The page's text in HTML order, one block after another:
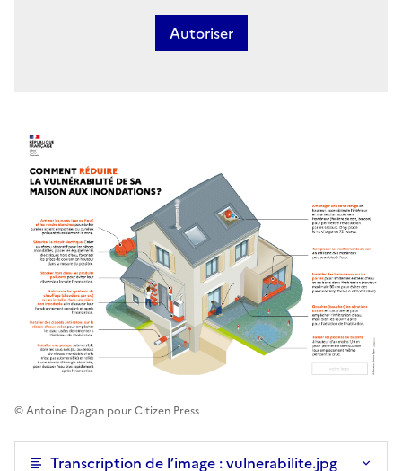
Autoriser
© Antoine Dagan pour Citizen Press
Transcription de l’image : vulnerabilite.jpg